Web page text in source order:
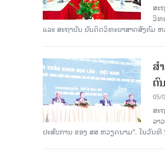
ສະ
ວິທ
ແລະ ສະຖາບັນ ບັນດິດວິທະຍາສາດສັງຄົມ
ສ
ຕົ
05/
ສະ
ລາ
ປະສົບການ ຂອງ ສສ ຫວຽດນາມ”. ໃນວັນ